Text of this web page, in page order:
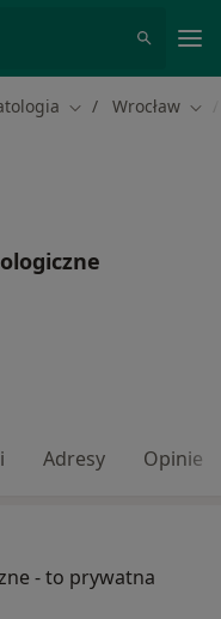
Zmień miasto
Wrocław
Adresy Opinie
- to prywatna